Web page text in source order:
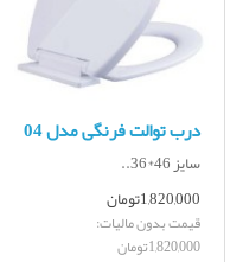
درب توالت فرنگی مدل 04
سایز 46*36..
1,820,000تومان
قیمت بدون مالیات:
1,820,000تومان